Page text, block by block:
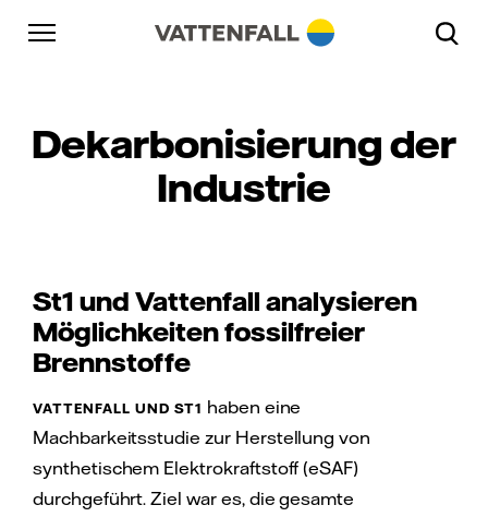
Überspringen
Zurück zur Hauptnavigation
Gehe zur Fußzeile
Dekarbonisierung der
Industrie
St1 und Vattenfall analysieren
Möglichkeiten fossilfreier
Brennstoffe
VATTENFALL UND ST1 haben eine
Machbarkeitsstudie zur Herstellung von
synthetischem Elektrokraftstoff (eSAF)
durchgeführt. Ziel war es, die gesamte
Zurück zur Hauptnavigation